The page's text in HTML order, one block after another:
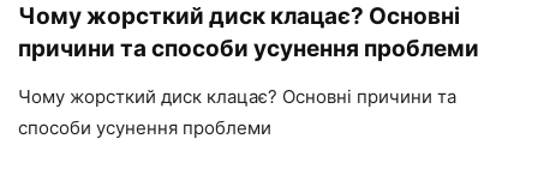
Чому жорсткий диск клацає? Основні
причини та способи усунення проблеми
Чому жорсткий диск клацає? Основні причини та
способи усунення проблеми